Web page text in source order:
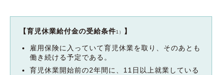
【育児休業給付金の受給条件1） 】
雇用保険に入っていて育児休業を取り、そのあとも
働き続ける予定である。
育児休業開始前の2年間に、11日以上就業している